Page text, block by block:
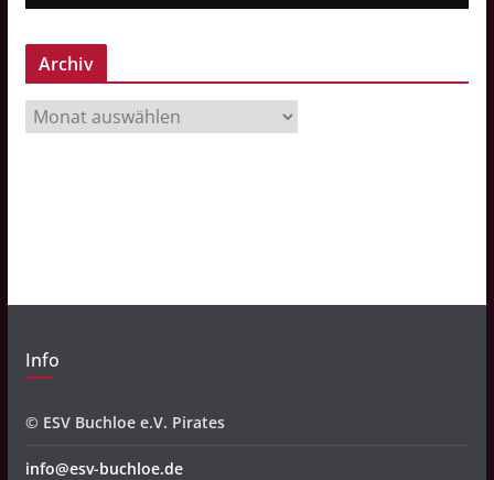
Archiv
Info
© ESV Buchloe e.V. Pirates
info@esv-buchloe.de